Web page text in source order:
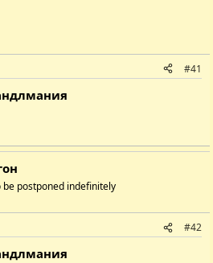
#41
postponed indefinitely
#42